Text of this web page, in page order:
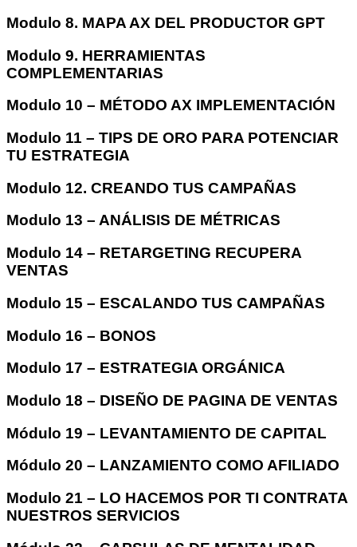
Modulo 8. MAPA AX DEL PRODUCTOR GPT
Modulo 9. HERRAMIENTAS
COMPLEMENTARIAS
Modulo 10 – MÉTODO AX IMPLEMENTACIÓN
Modulo 11 – TIPS DE ORO PARA POTENCIAR
TU ESTRATEGIA
Modulo 12. CREANDO TUS CAMPAÑAS
Modulo 13 – ANÁLISIS DE MÉTRICAS
Modulo 14 – RETARGETING RECUPERA
VENTAS
Modulo 15 – ESCALANDO TUS CAMPAÑAS
Modulo 16 – BONOS
Modulo 17 – ESTRATEGIA ORGÁNICA
Modulo 18 – DISEÑO DE PAGINA DE VENTAS
Módulo 19 – LEVANTAMIENTO DE CAPITAL
Módulo 20 – LANZAMIENTO COMO AFILIADO
Modulo 21 – LO HACEMOS POR TI CONTRATA
NUESTROS SERVICIOS